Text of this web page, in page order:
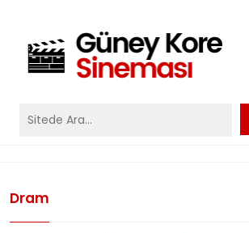
Dram